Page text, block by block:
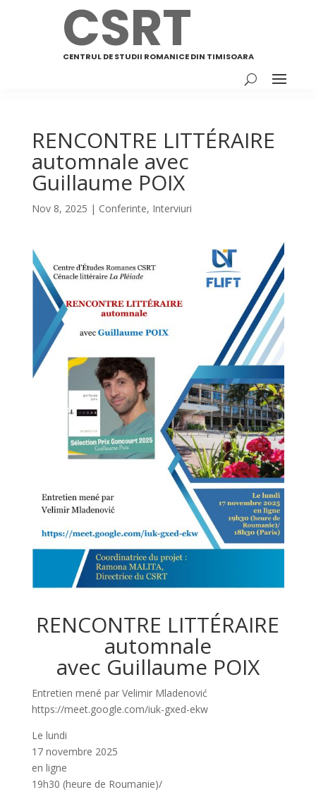
CSRT
CENTRUL DE STUDII ROMANICE DIN TIMISOARA
CSRT
CENTRUL DE STUDII ROMANICE DIN TIMISOARA
RENCONTRE LITTÉRAIRE
automnale avec
Guillaume POIX
Nov 8, 2025 | Conferinte, Interviuri
RENCONTRE LITTÉRAIRE
automnale
avec Guillaume POIX
Entretien mené par Velimir Mladenović
https://meet.google.com/iuk-gxed-ekw
Le lundi
17 novembre 2025
en ligne
19h30 (heure de Roumanie)/